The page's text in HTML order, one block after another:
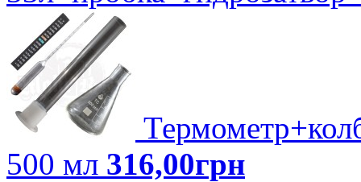
500 мл 316,00грн